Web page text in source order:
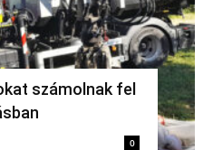
számolnak fel
0